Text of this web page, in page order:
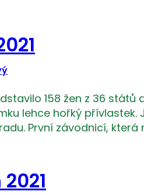
158 žen z 36
lehce hořký
První závodnicí, která